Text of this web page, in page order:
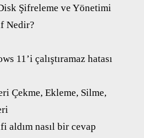
Şifreleme ve Yönetimi
Nedir?
11’i çalıştıramaz hatası
Çekme, Ekleme, Silme,
aldım nasıl bir cevap